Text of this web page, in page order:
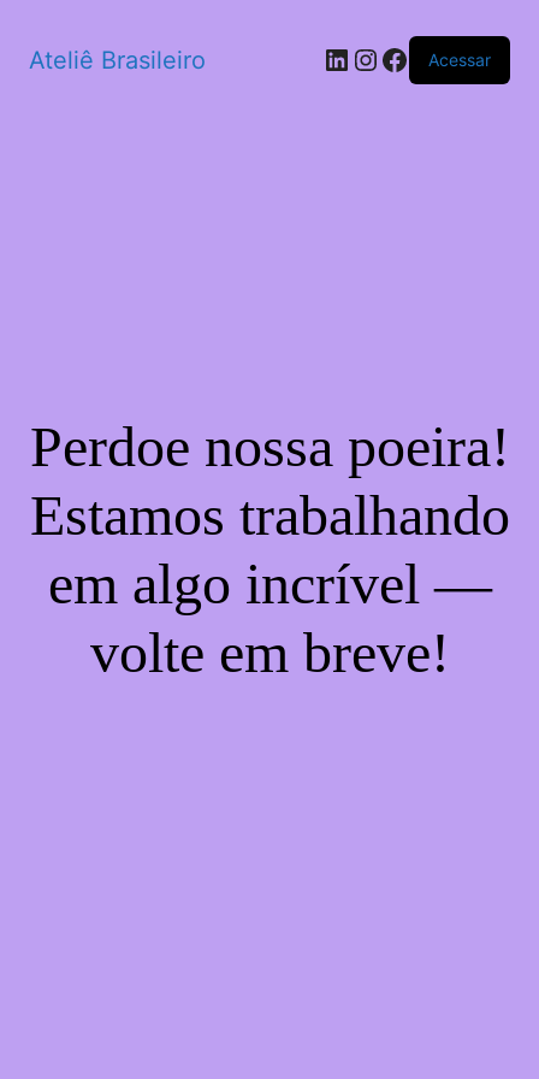
Ateliê Brasileiro LinkedIn
Instagram
Facebook
Acessar
Perdoe nossa poeira!
Estamos trabalhando
em algo incrível —
volte em breve!